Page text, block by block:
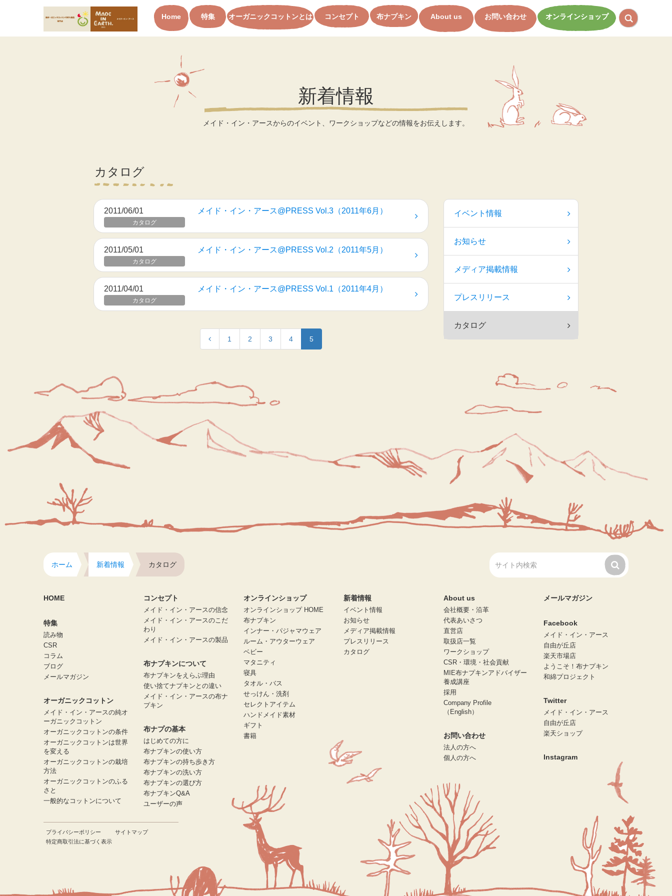
オーガニックコットン製品と
Home 特集 オーガニックコットンとは コンセプト 布ナプキン About us お問い合わせ オンラインショップ
新着情報
メイド・イン・アースからのイベント、ワークショップなどの情報をお伝えします。
カタログ
2011/06/01
カタログ
メイド・イン・アース@PRESS Vol.3（2011年6月）
2011/05/01
カタログ
メイド・イン・アース@PRESS Vol.2（2011年5月）
2011/04/01
カタログ
メイド・イン・アース@PRESS Vol.1（2011年4月）
1 2 3 4 5
イベント情報
お知らせ
メディア掲載情報
プレスリリース
カタログ
ホーム 新着情報 カタログ
HOME
特集
読み物
CSR
コラム
ブログ
メールマガジン
オーガニックコットン
メイド・イン・アースの純オ
ーガニックコットン
オーガニックコットンの条件
オーガニックコットンは世界
を変える
オーガニックコットンの栽培
方法
オーガニックコットンのふる
さと
一般的なコットンについて
コンセプト
メイド・イン・アースの信念
メイド・イン・アースのこだ
わり
メイド・イン・アースの製品
布ナプキンについて
布ナプキンをえらぶ理由
使い捨てナプキンとの違い
メイド・イン・アースの布ナ
プキン
布ナプの基本
はじめての方に
布ナプキンの使い方
布ナプキンの持ち歩き方
布ナプキンの洗い方
布ナプキンの選び方
布ナプキンQ&A
ユーザーの声
オンラインショップ
オンラインショップ HOME
布ナプキン
インナー・パジャマウェア
ルーム・アウターウェア
ベビー
マタニティ
寝具
タオル・バス
せっけん・洗剤
セレクトアイテム
ハンドメイド素材
ギフト
書籍
新着情報
イベント情報
お知らせ
メディア掲載情報
プレスリリース
カタログ
About us
会社概要・沿革
代表あいさつ
直営店
取扱店一覧
ワークショップ
CSR・環境・社会貢献
MIE布ナプキンアドバイザー
養成講座
採用
Company Profile
（English）
お問い合わせ
法人の方へ
個人の方へ
メールマガジン
Facebook
メイド・イン・アース
自由が丘店
楽天市場店
ようこそ！布ナプキン
和綿プロジェクト
Twitter
メイド・イン・アース
自由が丘店
楽天ショップ
Instagram
プライバシーポリシー
サイトマップ
特定商取引法に基づく表示